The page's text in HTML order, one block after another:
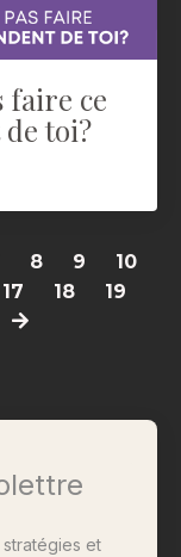
faire ce
toi?
8 9
10
17 18
19
et